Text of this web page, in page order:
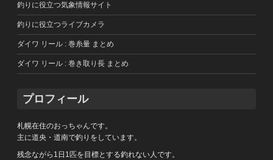
釣りに役立つ気象情報サイト
釣りに役立つライブカメラ
ダイワ リール : 巻糸量 まとめ
ダイワ リール : 巻き取り長 まとめ
プロフィール
札幌在住のおっちゃんです。
主に道央・道南で釣りをしています。
残念ながら1日1匹を目標とする釣れない人です。